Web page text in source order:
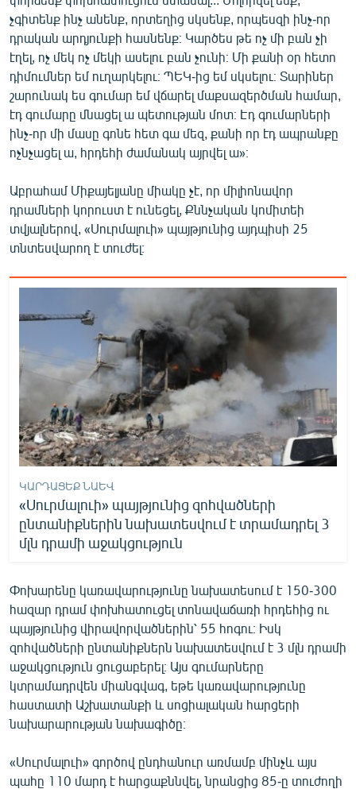
չգիտենք ինչ անենք, որտեղից սկսենք, որպեսզի ինչ-որ
դրական արդյունքի հասնենք։ Կարծես թե ոչ մի բան չի
էղել, ոչ մեկ ոչ մեկի ասելու բան չունի։ Մի քանի օր հետո
դիմումներ եմ ուղարկելու։ ՊԵԿ-ից եմ սկսելու։ Տարիներ
շարունակ ես գումար եմ վճարել մաքսազերծման համար,
էդ գումարը մնացել ա պետության մոտ։ Էդ գումարների
ինչ-որ մի մասը գոնե հետ գա մեզ, քանի որ էդ ապրանքը
ոչնչացել ա, հրդեհի ժամանակ այրվել ա»։
Աբրահամ Միքայելյանը միակը չէ, որ միլիոնավոր
դրամների կորուստ է ունեցել, Քննչական կոմիտեի
տվյալներով, «Սուրմալուի» պայթյունից այդպիսի 25
տնտեսվարող է տուժել։
ԿԱՐԴԱՑԵՔ ՆԱԵՎ
«Սուրմալուի» պայթյունից զոհվածների
ընտանիքներին նախատեսվում է տրամադրել 3
մլն դրամի աջակցություն
Փոխարենը կառավարությունը նախատեսում է 150-300
հազար դրամ փոխհատուցել տոնավաճառի հրդեհից ու
պայթյունից վիրավորվածներին՝ 55 հոգու։ Իսկ
զոհվածների ընտանիքներն նախատեսվում է 3 մլն դրամի
աջակցություն ցուցաբերել։ Այս գումարները
կտրամադրվեն միանգվագ, եթե կառավարությունը
հաստատի Աշխատանքի և սոցիալական հարցերի
նախարարության նախագիծը։
«Սուրմալուի» գործով ընդհանուր առմամբ մինչև այս
պահը 110 մարդ է հարցաքննվել, նրանցից 85-ը տուժողի